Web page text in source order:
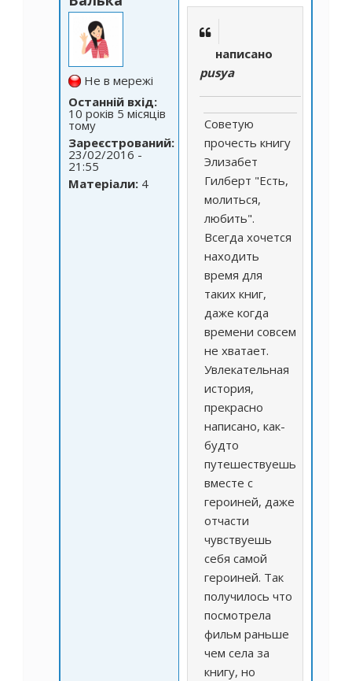
Не в мережі
Останній вхід:
10 років 5 місяців
тому
Зареєстрований:
23/02/2016 -
21:55
Матеріали: 4
написано
pusya
Советую
прочесть книгу
Элизабет
Гилберт "Есть,
молиться,
любить".
Всегда хочется
находить
время для
таких книг,
даже когда
времени совсем
не хватает.
Увлекательная
история,
прекрасно
написано, как-
будто
путешествуешь
вместе с
героиней, даже
отчасти
чувствуешь
себя самой
героиней. Так
получилось что
посмотрела
фильм раньше
чем села за
книгу, но